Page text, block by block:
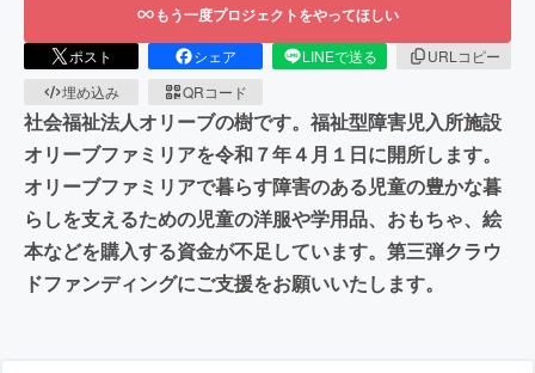
もう一度プロジェクトをやってほしい
ポスト シェア LINEで送る
URLコピー
埋め込み
QRコード
社会福祉法人オリーブの樹です。福祉型障害児入所施設
オリーブファミリアを令和７年４月１日に開所します。
オリーブファミリアで暮らす障害のある児童の豊かな暮
らしを支えるための児童の洋服や学用品、おもちゃ、絵
本などを購入する資金が不足しています。第三弾クラウ
ドファンディングにご支援をお願いいたします。